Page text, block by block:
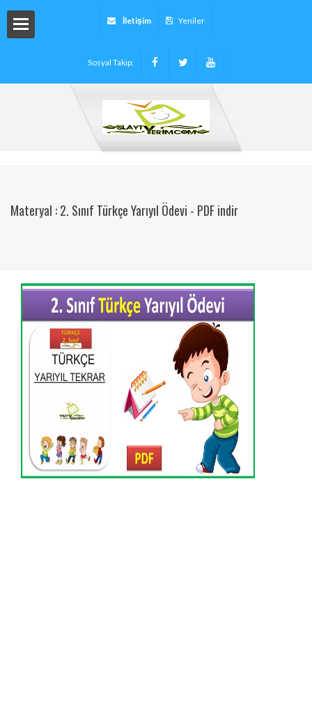
İletişim Yeniler
Sosyal Takip:
Materyal : 2. Sınıf Türkçe Yarıyıl Ödevi - PDF indir